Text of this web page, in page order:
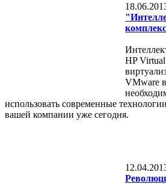
HP
VMware
использовать современные
вашей компании уже сегодня.